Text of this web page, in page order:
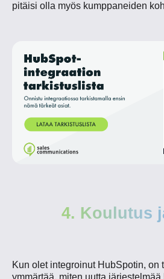
pitäisi olla myös kumppaneiden
4. Koulutus
Kun olet integroinut HubSpotin, on
ymmärtää, miten uutta